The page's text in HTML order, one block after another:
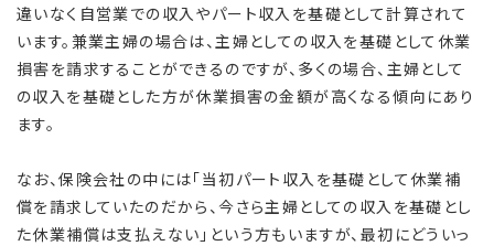
違いなく自営業での収入やパート収入を基礎として計算されて
います。兼業主婦の場合は、主婦としての収入を基礎として休業
損害を請求することができるのですが、多くの場合、主婦として
の収入を基礎とした方が休業損害の金額が高くなる傾向にあり
ます。
なお、保険会社の中には「当初パート収入を基礎として休業補
償を請求していたのだから、今さら主婦としての収入を基礎とし
た休業補償は支払えない」という方もいますが、最初にどういっ